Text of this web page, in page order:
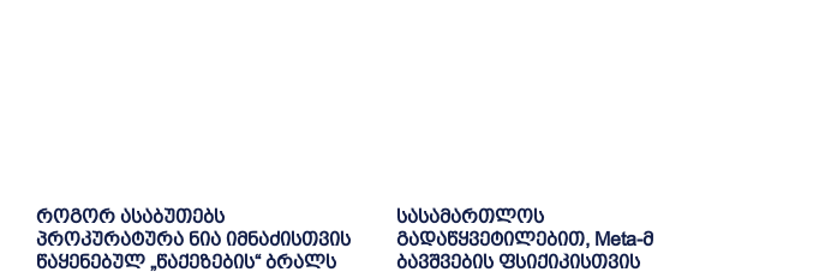
როგორ ასაბუთებს
პროკურატურა ნია იმნაძისთვის
წაყენებულ „წაქეზების“ ბრალს
სასამართლოს
გადაწყვეტილებით, Meta-მ
ბავშვების ფსიქიკისთვის